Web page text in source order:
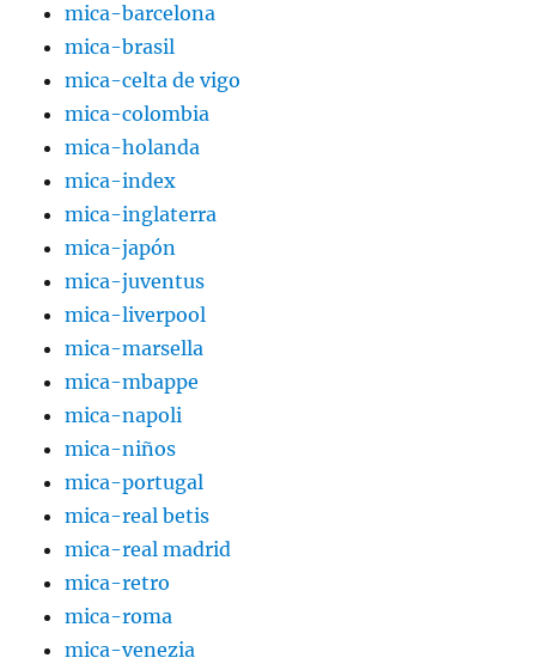
mica-barcelona
mica-brasil
mica-celta de vigo
mica-colombia
mica-holanda
mica-index
mica-inglaterra
mica-japón
mica-juventus
mica-liverpool
mica-marsella
mica-mbappe
mica-napoli
mica-niños
mica-portugal
mica-real betis
mica-real madrid
mica-retro
mica-roma
mica-venezia